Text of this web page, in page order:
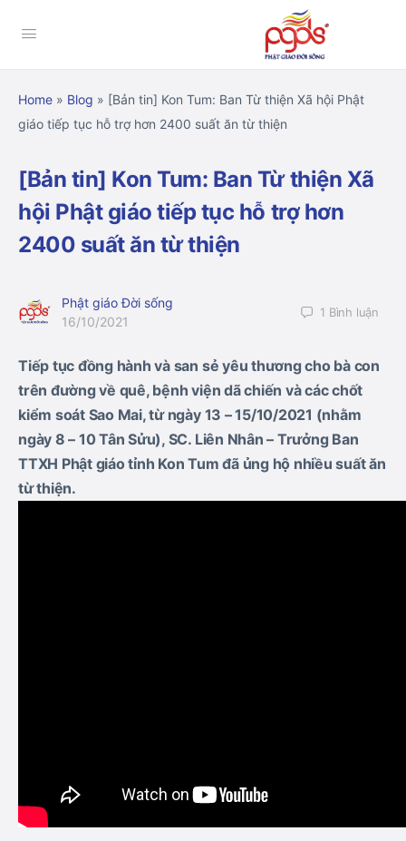
Home » Blog » [Bản tin] Kon Tum: Ban Từ thiện Xã hội Phật
giáo tiếp tục hỗ trợ hơn 2400 suất ăn từ thiện
[Bản tin] Kon Tum: Ban Từ thiện Xã
hội Phật giáo tiếp tục hỗ trợ hơn
2400 suất ăn từ thiện
Phật giáo Đời sống
16/10/2021
1 Bình luận
Tiếp tục đồng hành và san sẻ yêu thương cho bà con
trên đường về quê, bệnh viện dã chiến và các chốt
kiểm soát Sao Mai, từ ngày 13 – 15/10/2021 (nhằm
ngày 8 – 10 Tân Sửu), SC. Liên Nhân – Trưởng Ban
TTXH Phật giáo tỉnh Kon Tum đã ủng hộ nhiều suất ăn
từ thiện.